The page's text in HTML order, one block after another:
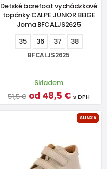
Detské barefoot vychádzkové
topánky CALPE JUNIOR BEIGE
Joma BFCALJS2625
35
36 37 38
BFCALJS2625
Skladem
51,5 € od 48,5 € s DPH
SUN25